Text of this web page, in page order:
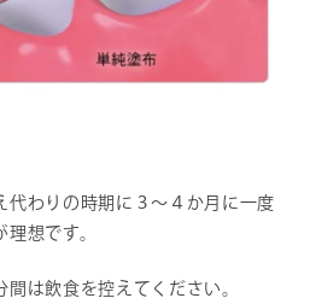
代わりの時期に３～４か月に一度
想です。
間は飲食を控えてください。